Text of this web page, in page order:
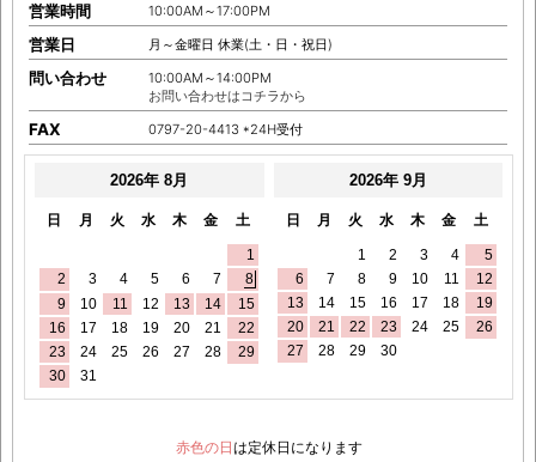
営業時間 10:00AM～17:00PM
営業日 月～金曜日 休業(土・日・祝日)
問い合わせ
10:00AM～14:00PM
お問い合わせはコチラから
FAX 0797-20-4413 *24H受付